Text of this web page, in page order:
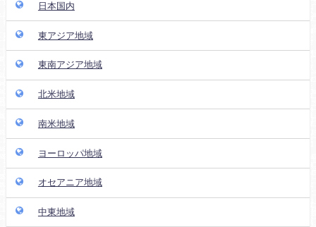
日本国内
東アジア地域
東南アジア地域
北米地域
南米地域
ヨーロッパ地域
オセアニア地域
中東地域